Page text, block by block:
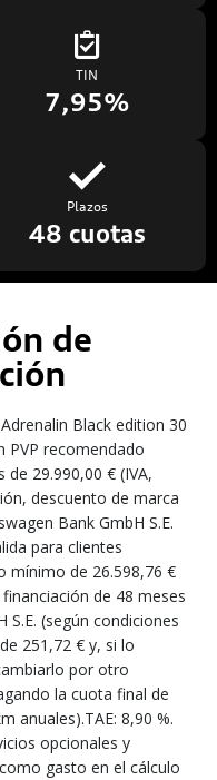
TIN
7,95%
Plazos
48 cuotas
de
Black edition 30
PVP recomendado
29.990,00 € (IVA,
descuento de marca
Bank GmbH S.E.
para clientes
mínimo de 26.598,76 €
de 48 meses
S.E. (según condiciones
251,72 € y, si lo
por otro
la cuota final de
anuales).TAE: 8,90 %.
opcionales y
gasto en el cálculo